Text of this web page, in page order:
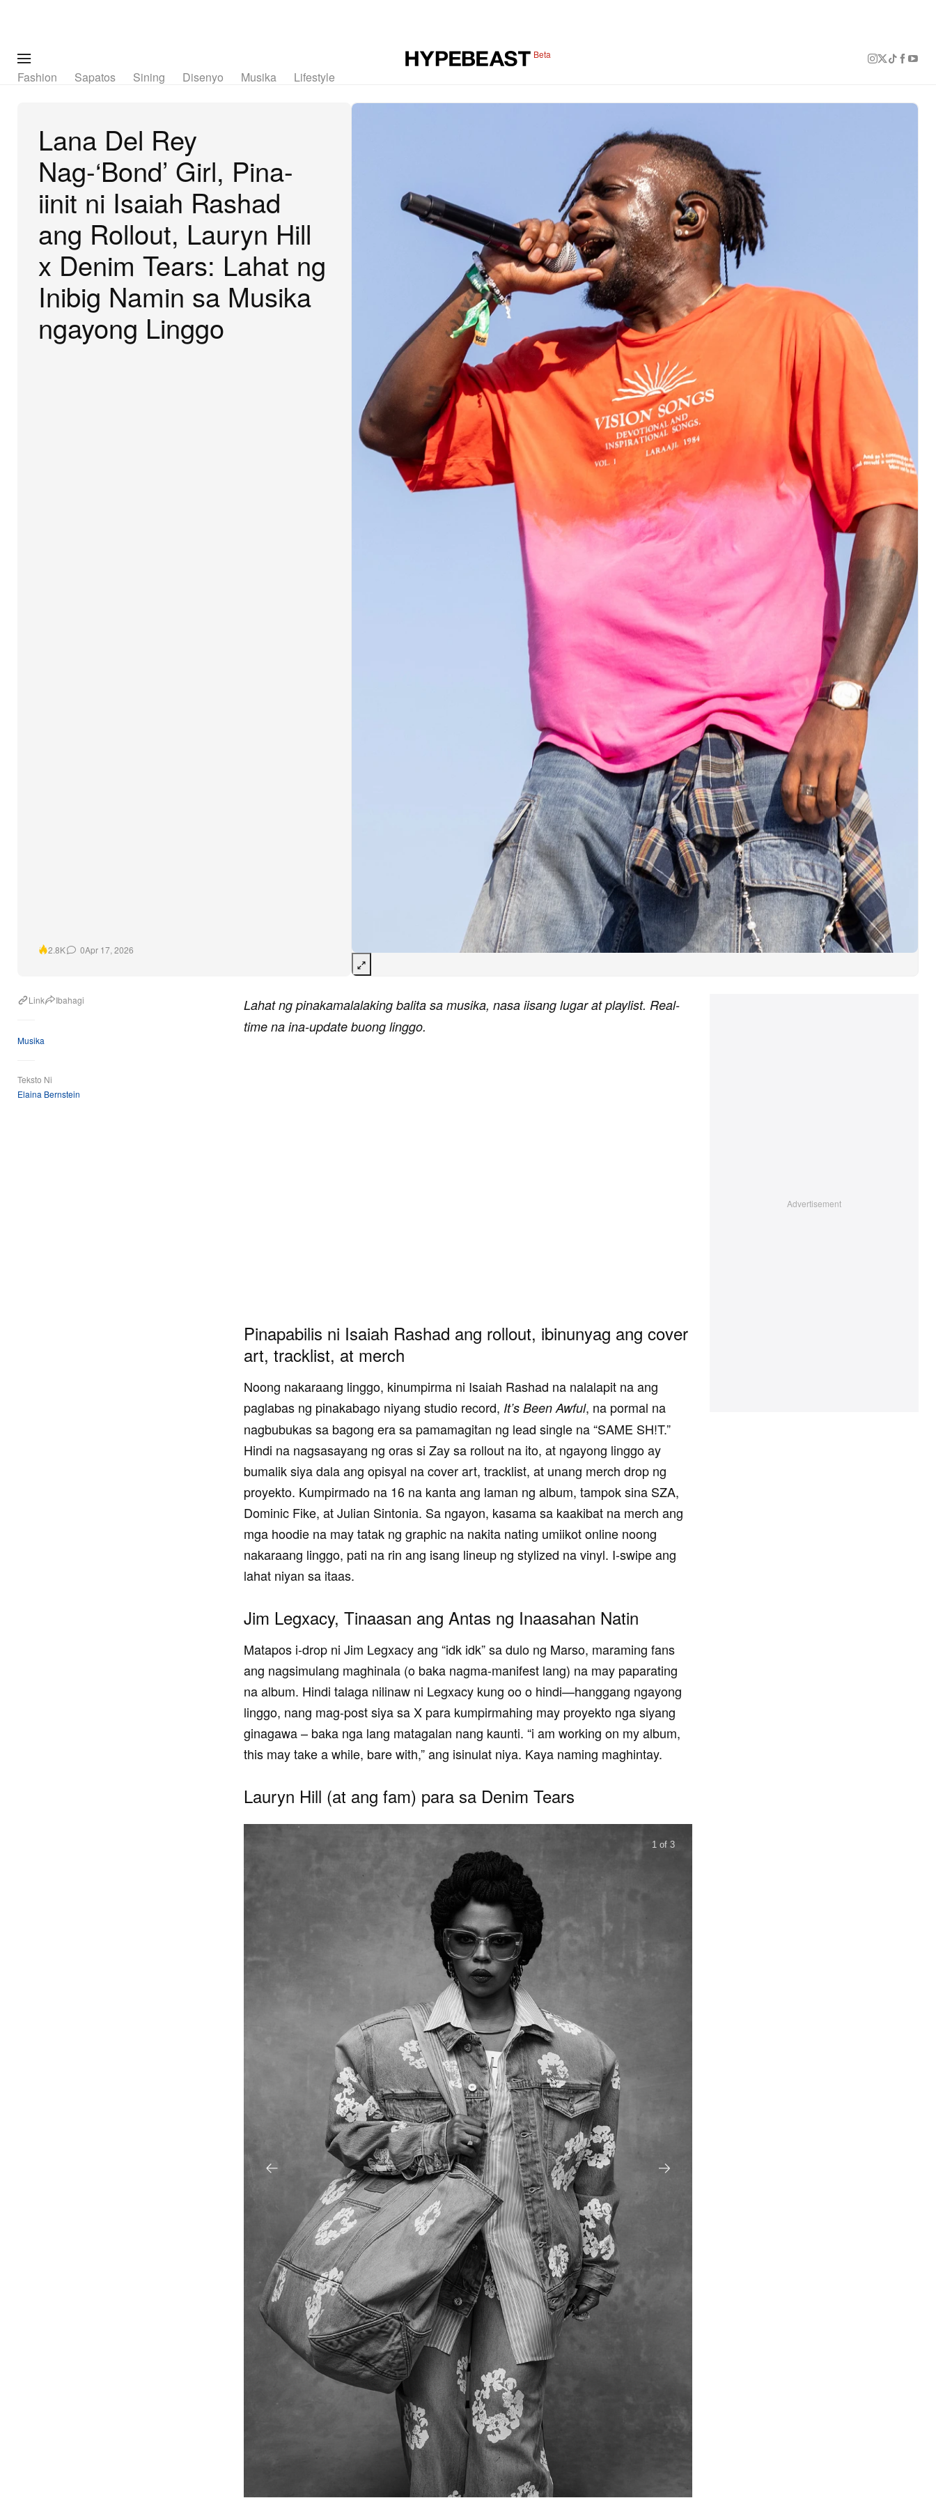
Beta
Fashion Sapatos Sining Disenyo Musika Lifestyle
Lana Del Rey
Nag-‘Bond’ Girl, Pina-
iinit ni Isaiah Rashad
ang Rollout, Lauryn Hill
x Denim Tears: Lahat ng
Inibig Namin sa Musika
ngayong Linggo
2.8K 0Apr 17, 2026
Link Ibahagi
Musika
Teksto Ni
Elaina Bernstein
Lahat ng pinakamalalaking balita sa musika, nasa iisang lugar at playlist. Real-
time na ina-update buong linggo.
Pinapabilis ni Isaiah Rashad ang rollout, ibinunyag ang cover
art, tracklist, at merch
Noong nakaraang linggo, kinumpirma ni Isaiah Rashad na nalalapit na ang
paglabas ng pinakabago niyang studio record, It’s Been Awful, na pormal na
nagbubukas sa bagong era sa pamamagitan ng lead single na “SAME SH!T.”
Hindi na nagsasayang ng oras si Zay sa rollout na ito, at ngayong linggo ay
bumalik siya dala ang opisyal na cover art, tracklist, at unang merch drop ng
proyekto. Kumpirmado na 16 na kanta ang laman ng album, tampok sina SZA,
Dominic Fike, at Julian Sintonia. Sa ngayon, kasama sa kaakibat na merch ang
mga hoodie na may tatak ng graphic na nakita nating umiikot online noong
nakaraang linggo, pati na rin ang isang lineup ng stylized na vinyl. I-swipe ang
lahat niyan sa itaas.
Jim Legxacy, Tinaasan ang Antas ng Inaasahan Natin
Matapos i-drop ni Jim Legxacy ang “idk idk” sa dulo ng Marso, maraming fans
ang nagsimulang maghinala (o baka nagma-manifest lang) na may paparating
na album. Hindi talaga nilinaw ni Legxacy kung oo o hindi—hanggang ngayong
linggo, nang mag-post siya sa X para kumpirmahing may proyekto nga siyang
ginagawa – baka nga lang matagalan nang kaunti. “i am working on my album,
this may take a while, bare with,” ang isinulat niya. Kaya naming maghintay.
Lauryn Hill (at ang fam) para sa Denim Tears
1 of 3